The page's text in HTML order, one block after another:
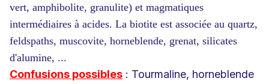
vert, amphibolite, granulite) et magmatiques
intermédiaires à acides. La biotite est associée au quartz,
feldspaths, muscovite, horneblende, grenat, silicates
d'alumine, ...
Confusions possibles : Tourmaline, horneblende